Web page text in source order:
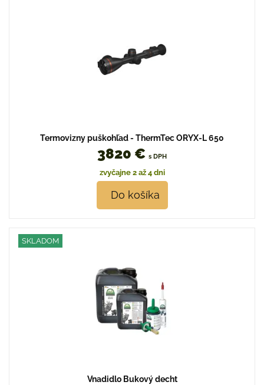
Termovizny puškohľad - ThermTec ORYX-L 650
3820 € s DPH
zvyčajne 2 až 4 dni
Do košíka
SKLADOM
Vnadidlo Bukový decht